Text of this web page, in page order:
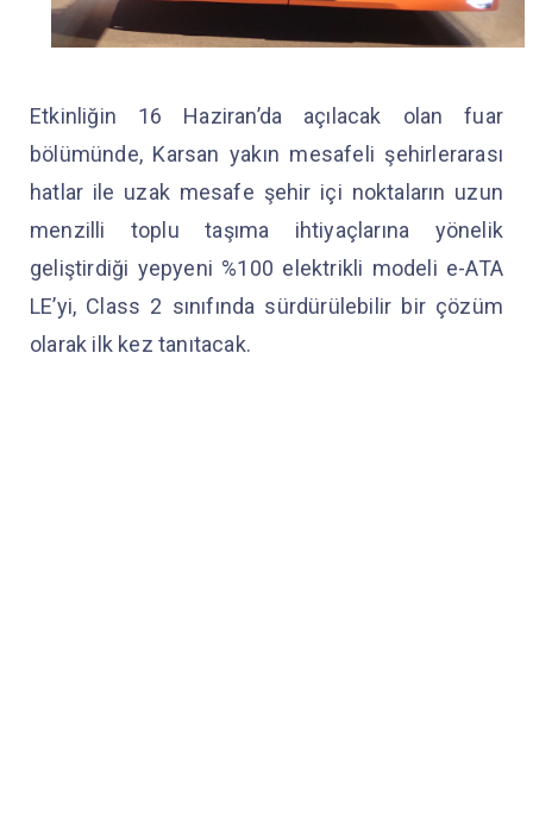
Etkinliğin 16 Haziran’da açılacak olan fuar
bölümünde, Karsan yakın mesafeli şehirlerarası
hatlar ile uzak mesafe şehir içi noktaların uzun
menzilli toplu taşıma ihtiyaçlarına yönelik
geliştirdiği yepyeni %100 elektrikli modeli e-ATA
LE’yi, Class 2 sınıfında sürdürülebilir bir çözüm
olarak ilk kez tanıtacak.